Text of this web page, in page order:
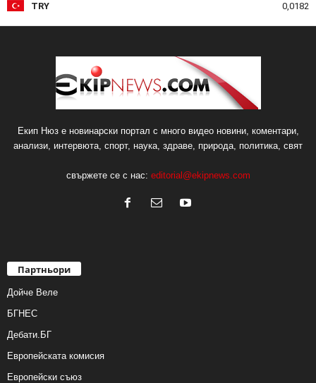
TRY 0,0182
Екип Нюз е новинарски портал с много видео новини, коментари,
анализи, интервюта, спорт, наука, здраве, природа, политика, свят
свържете се с нас: editorial@ekipnews.com
Партньори
Дойче Веле
БГНЕС
Дебати.БГ
Европейската комисия
Европейски съюз